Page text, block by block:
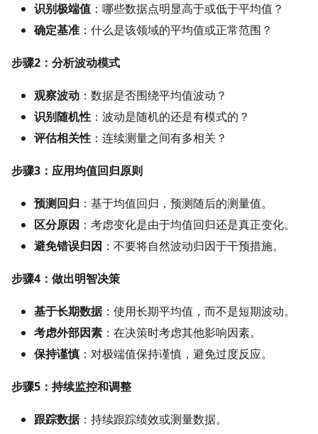
识别极端值 ：哪些数据点明显高于或低于平均值？
确定基准 ：什么是该领域的平均值或正常范围？
步骤2：分析波动模式
观察波动 ：数据是否围绕平均值波动？
识别随机性 ：波动是随机的还是有模式的？
评估相关性 ：连续测量之间有多相关？
步骤3：应用均值回归原则
预测回归 ：基于均值回归，预测随后的测量值。
区分原因 ：考虑变化是由于均值回归还是真正变化。
避免错误归因 ：不要将自然波动归因于干预措施。
步骤4：做出明智决策
基于长期数据：使用长期平均值，而不是短期波动。
考虑外部因素 ：在决策时考虑其他影响因素。
保持谨慎 ：对极端值保持谨慎，避免过度反应。
步骤5：持续监控和调整
跟踪数据：持续跟踪绩效或测量数据。